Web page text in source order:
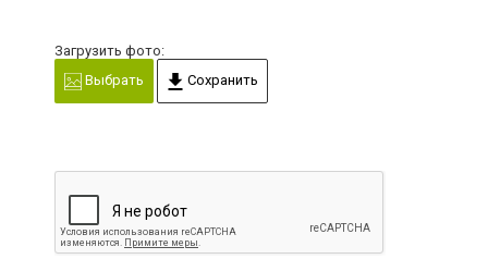
Загрузить фото:
Выбрать
Сохранить